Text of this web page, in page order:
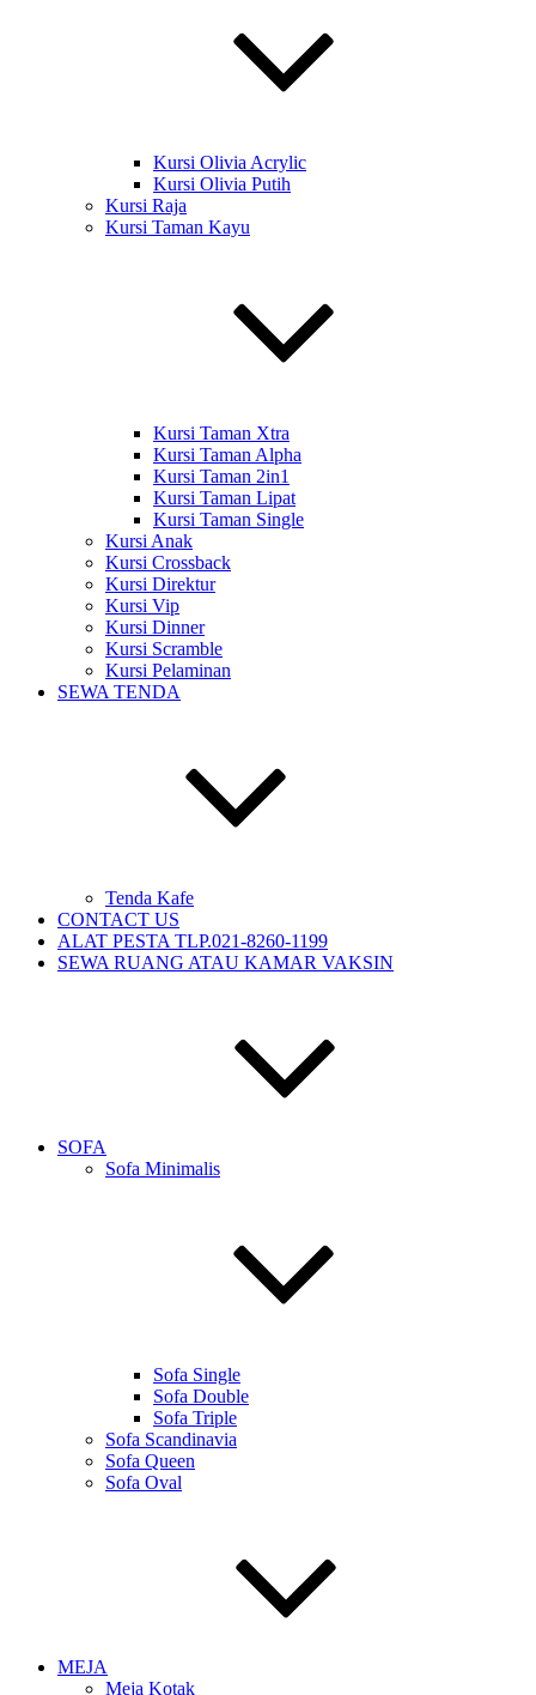
Kursi Olivia Acrylic
Kursi Olivia Putih
Kursi Raja
Kursi Taman Kayu
Kursi Taman Xtra
Kursi Taman Alpha
Kursi Taman 2in1
Kursi Taman Lipat
Kursi Taman Single
Kursi Anak
Kursi Crossback
Kursi Direktur
Kursi Vip
Kursi Dinner
Kursi Scramble
Kursi Pelaminan
SEWA TENDA
Tenda Kafe
CONTACT US
ALAT PESTA TLP.021-8260-1199
SEWA RUANG ATAU KAMAR VAKSIN
SOFA
Sofa Minimalis
Sofa Single
Sofa Double
Sofa Triple
Sofa Scandinavia
Sofa Queen
Sofa Oval
MEJA
Meja Kotak